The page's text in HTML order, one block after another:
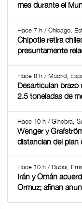
mes durante el
Hace 7 h / Chicago,
Chipotle retira
presuntamente
Hace 8 h / Madrid,
Desarticulan
2.5 toneladas de
Hace 10 h / Ginebra,
Wenger y
distancian del plan
Hace 10 h / Dubai,
Irán y Omán
Ormuz; afinan